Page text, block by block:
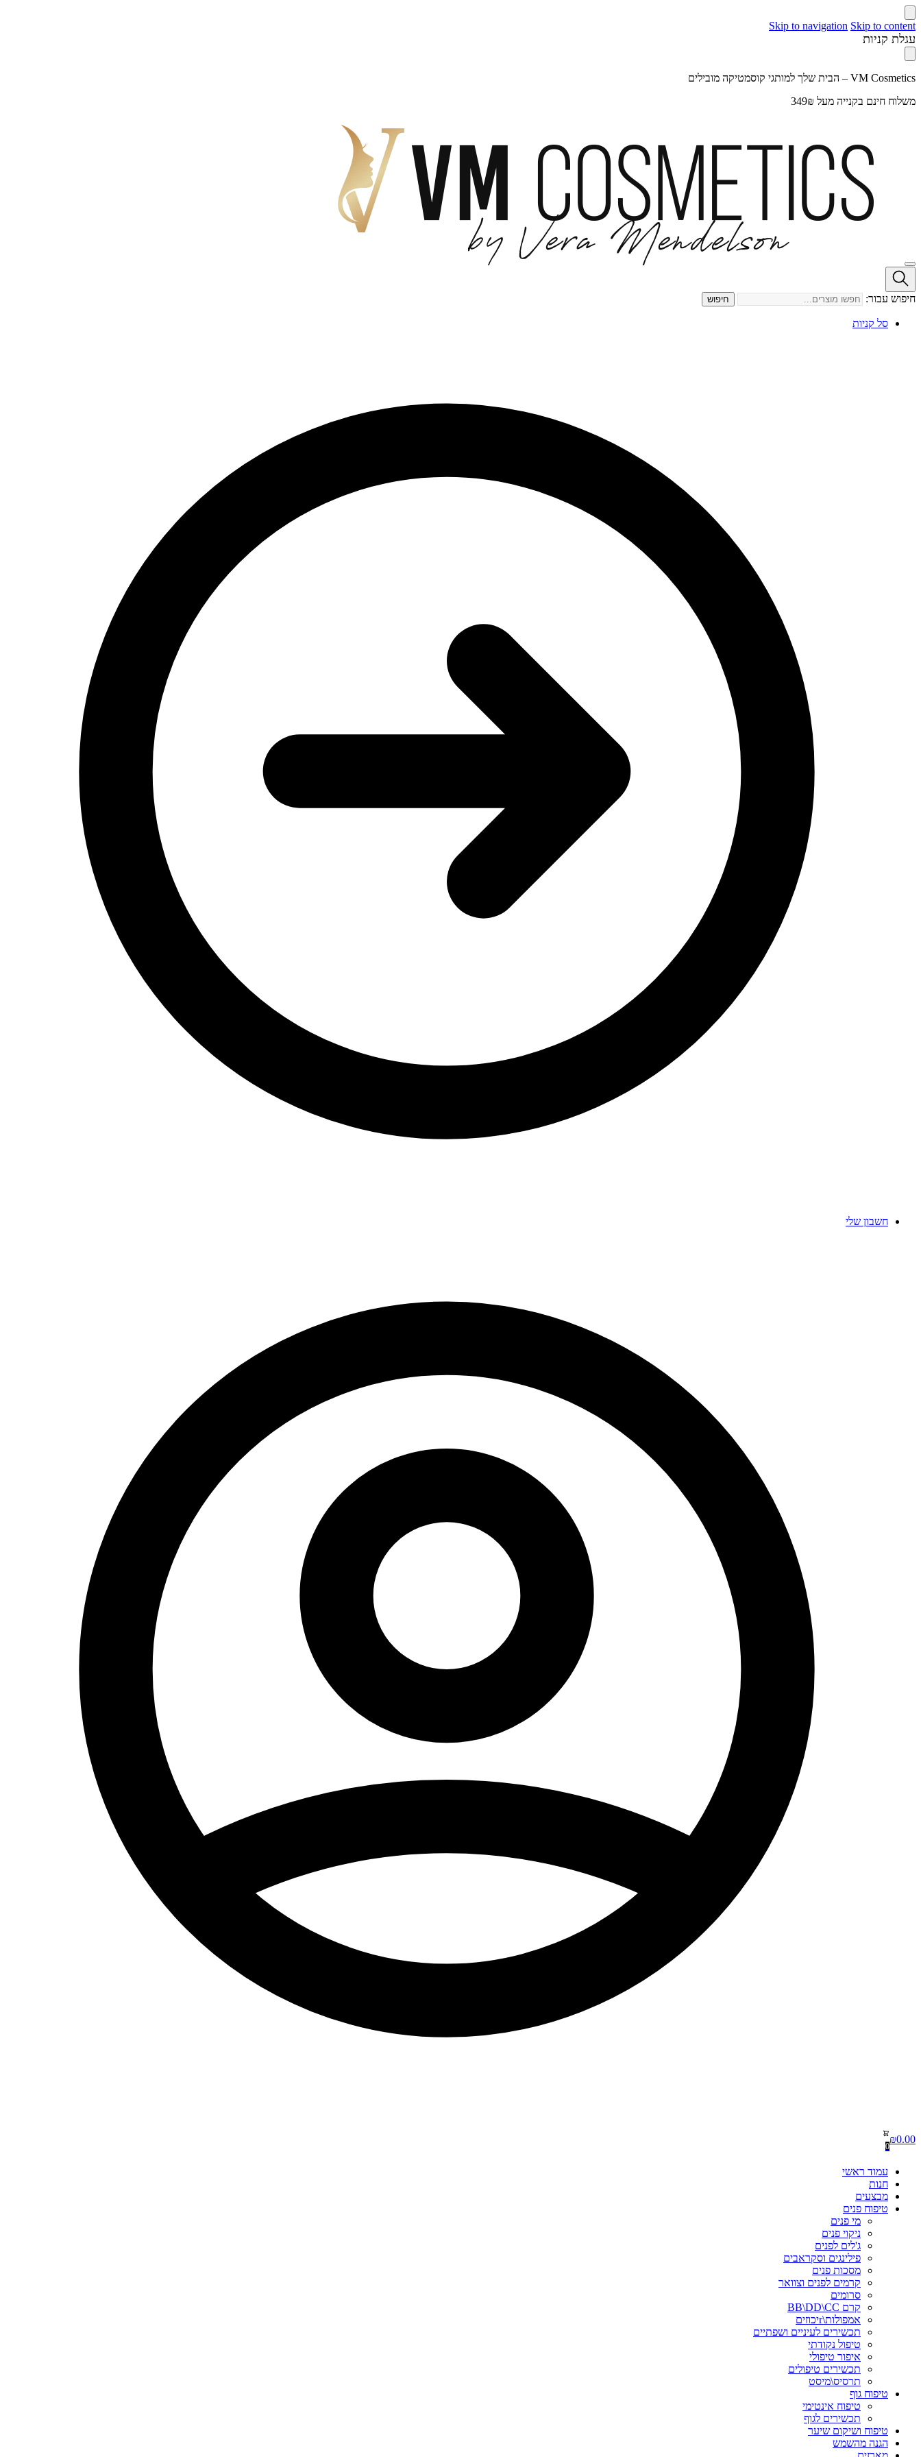
Skip to navigation Skip to content
עגלת קניות
VM Cosmetics – הבית שלך למותגי קוסמטיקה מובילים
משלוח חינם בקנייה מעל 349₪
חיפוש עבור: חיפוש
סל קניות
חשבון שלי
₪0.00
0
עמוד ראשי
חנות
מבצעים
טיפוח פנים
מי פנים
ניקוי פנים
ג'לים לפנים
פילינגים וסקראבים
מסכות פנים
קרמים לפנים וצוואר
סרומים
קרם BB\DD\CC
אמפולות\rיכוזים
תכשירים לעיניים ושפתיים
טיפול נקודתי
איפור טיפולי
תכשירים טיפולים
תרסיס\מיסט
טיפוח גוף
טיפוח אינטימי
תכשירים לגוף
טיפוח ושיקום שיער
הגנה מהשמש